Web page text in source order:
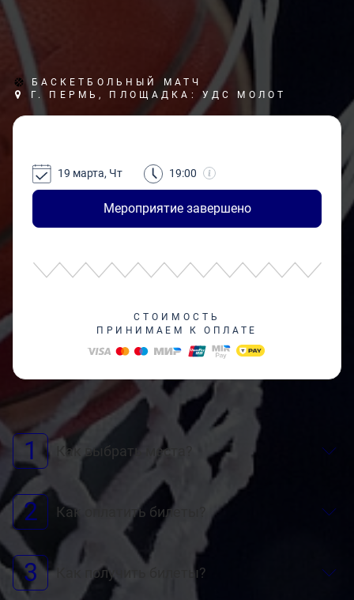
БАСКЕТБОЛЬНЫЙ МАТЧ
Г. ПЕРМЬ, ПЛОЩАДКА: УДС МОЛОТ
Мероприятие завершено
19 марта, Чт 19:00
СТОИМОСТЬ
ПРИНИМАЕМ К ОПЛАТЕ
1 Как выбрать места?
2 Как оплатить билеты?
3 Как получить билеты?